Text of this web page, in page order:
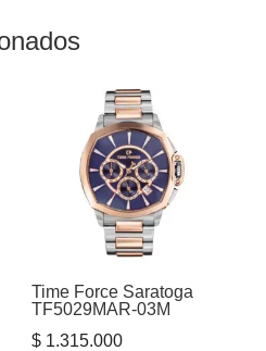
Time Force Saratoga
TF5029MAR-03M
$1.315.000